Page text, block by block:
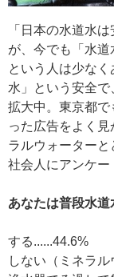
「日本の水道水
が、今でも「水道
という人は少な
水」という安全
拡大中。東京都
った広告をよく
ラルウォーター
社会人にアンケー
あなたは普段水道
する......44.6%
しない（ミネラ